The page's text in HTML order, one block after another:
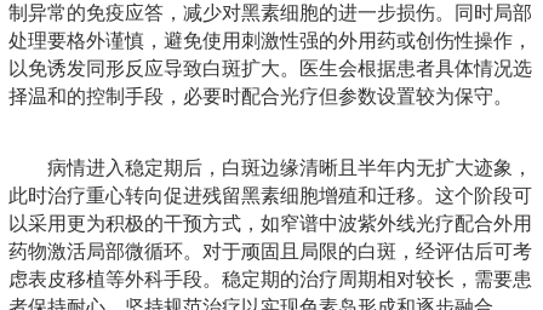
制异常的免疫应答，减少对黑素细胞的进一步损伤。同时局部
处理要格外谨慎，避免使用刺激性强的外用药或创伤性操作，
以免诱发同形反应导致白斑扩大。医生会根据患者具体情况选
择温和的控制手段，必要时配合光疗但参数设置较为保守。
病情进入稳定期后，白斑边缘清晰且半年内无扩大迹象，
此时治疗重心转向促进残留黑素细胞增殖和迁移。这个阶段可
以采用更为积极的干预方式，如窄谱中波紫外线光疗配合外用
药物激活局部微循环。对于顽固且局限的白斑，经评估后可考
虑表皮移植等外科手段。稳定期的治疗周期相对较长，需要患